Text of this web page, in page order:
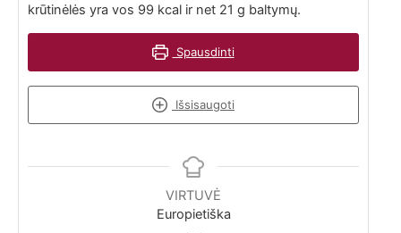
krūtinėlės yra vos 99 kcal ir net 21 g baltymų.
Spausdinti
Išsisaugoti
VIRTUVĖ
Europietiška